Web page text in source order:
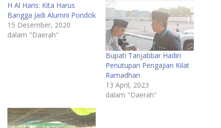
H Al Haris: Kita Harus
Bangga Jadi Alumni Pondok
15 Desember, 2020
dalam "Daerah"
Bupati Tanjabbar Hadiri
Penutupan Pengajian Kilat
Ramadhan
13 April, 2023
dalam "Daerah"